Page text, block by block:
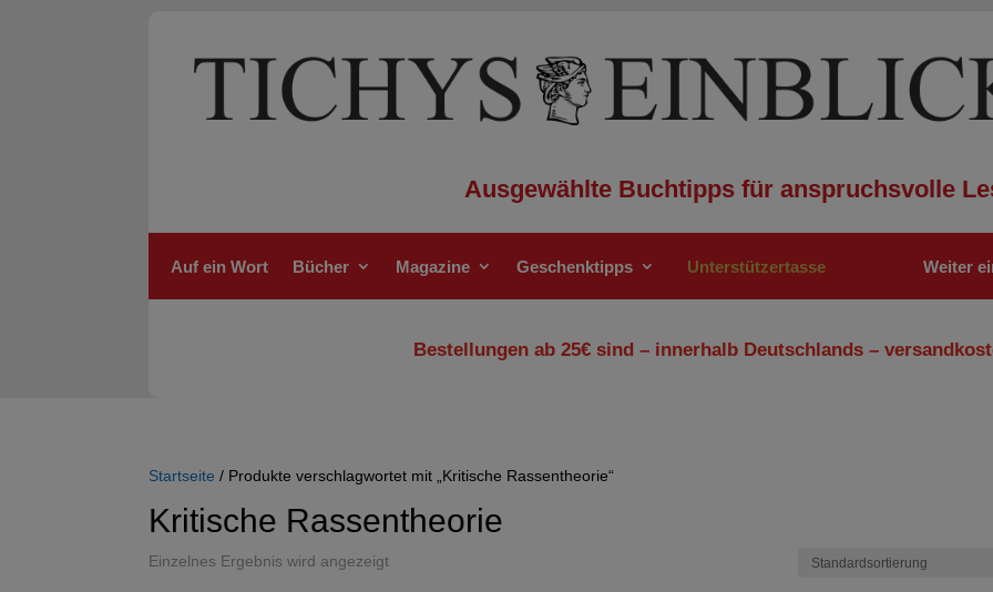
Ausgewählte Buchtipps für anspruchsvolle
Auf ein Wort Bücher Magazine Geschenktipps Unterstützertasse Weiter
Bestellungen ab 25€ sind – innerhalb Deutschlands –
Startseite / Produkte verschlagwortet mit „Kritische Rassentheorie“
Kritische Rassentheorie
Einzelnes Ergebnis wird angezeigt